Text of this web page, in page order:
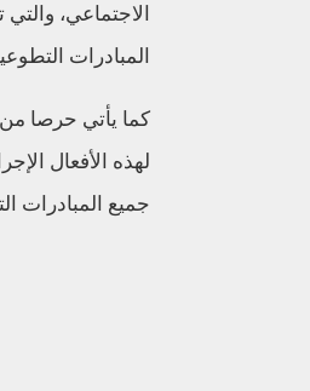
الاجتماعي،
المبادرات
كما يأتي حرصا من
لهذه الأفعال
جميع المبادرات